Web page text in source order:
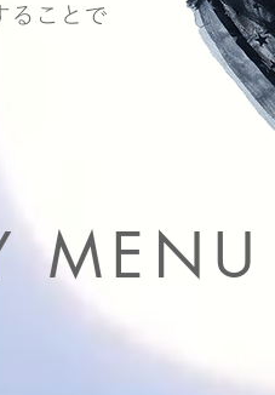
ることで
MENU